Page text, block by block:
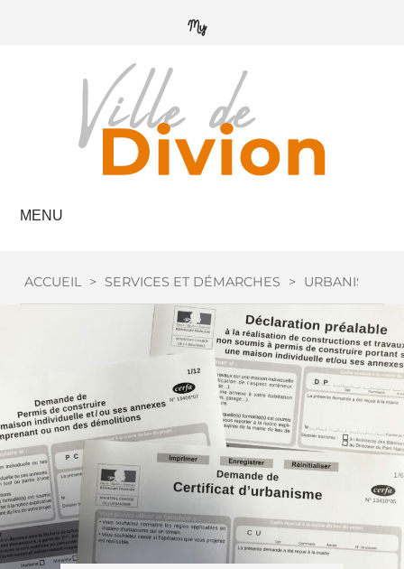
MENU
ACCUEIL > SERVICES ET DÉMARCHES > URBANISME